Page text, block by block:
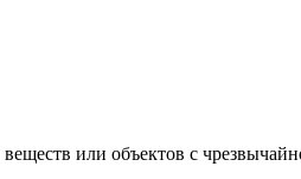
или объектов с